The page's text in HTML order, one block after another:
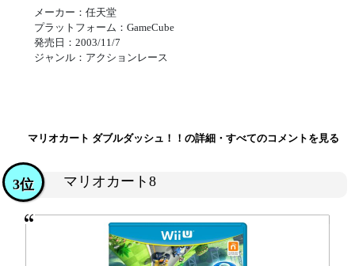
メーカー：任天堂
プラットフォーム：GameCube
発売日：2003/11/7
ジャンル：アクションレース
マリオカート ダブルダッシュ！！の詳細・すべてのコメントを見る
マリオカート8
3位